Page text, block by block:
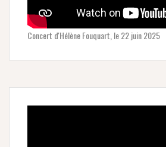
Concert d'Hélène Fouquart, le 22 juin 2025